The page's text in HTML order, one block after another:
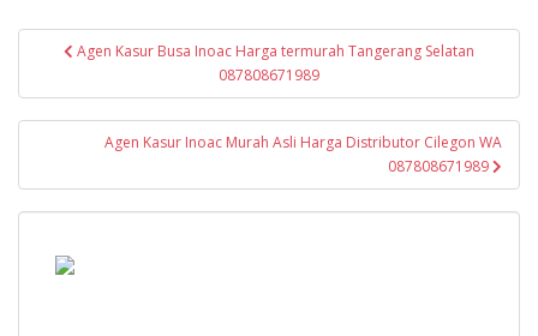
Navigasi
Agen Kasur Busa Inoac Harga termurah Tangerang Selatan
087808671989
Agen Kasur Inoac Murah Asli Harga Distributor Cilegon WA
087808671989